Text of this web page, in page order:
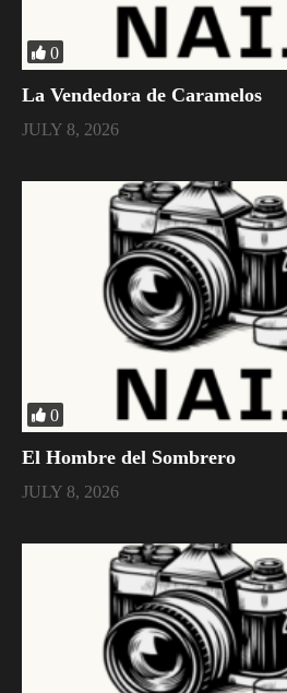
0
La Vendedora de Caramelos
JULY 8, 2026
0
El Hombre del Sombrero
JULY 8, 2026